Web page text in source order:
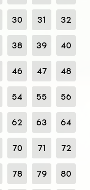
30 31 32
38 39 40
46 47 48
54 55 56
62 63 64
70 71 72
78 79 80